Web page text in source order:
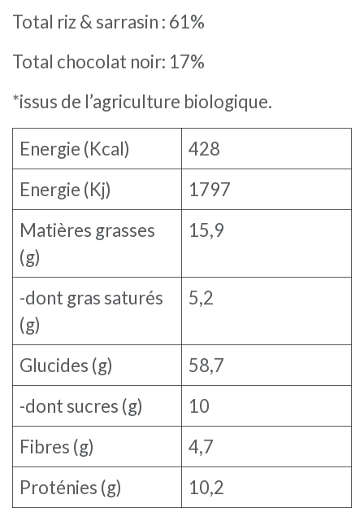
Total riz & sarrasin : 61%
Total chocolat noir: 17%
*issus de l’agriculture biologique.
Energie (Kcal)
428
Energie (Kj)
1797
Matières grasses
(g)
15,9
-dont gras saturés
(g)
5,2
Glucides (g)
58,7
-dont sucres (g)
10
Fibres (g)
4,7
Proténies (g)
10,2